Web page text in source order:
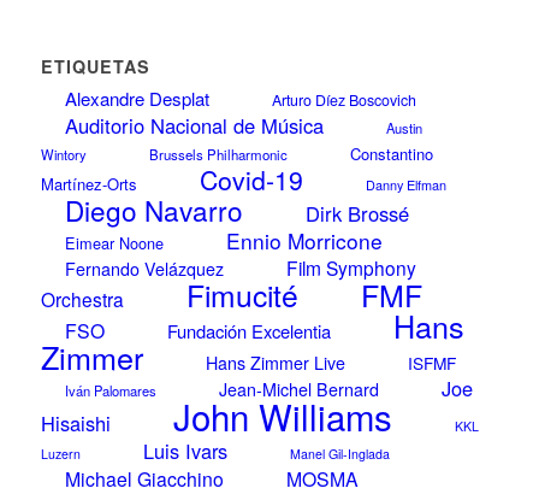
ETIQUETAS
Alexandre Desplat Arturo Díez Boscovich
Auditorio Nacional de Música
Austin
Wintory
Brussels Philharmonic
Constantino
Martínez-Orts
Covid-19 Danny Elfman
Diego Navarro Dirk Brossé
Eimear Noone Ennio Morricone
Fernando Velázquez
Film Symphony
Orchestra
Fimucité FMF
FSO Fundación Excelentia Hans
Zimmer Hans Zimmer Live ISFMF
Iván Palomares Jean-Michel Bernard
Joe
Hisaishi
John Williams
KKL
Luzern
Luis Ivars Manel Gil-Inglada
Michael Giacchino MOSMA